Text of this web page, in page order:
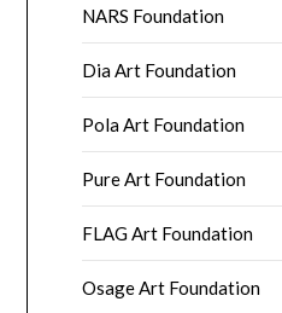
NARS Foundation
Dia Art Foundation
Pola Art Foundation
Pure Art Foundation
FLAG Art Foundation
Osage Art Foundation